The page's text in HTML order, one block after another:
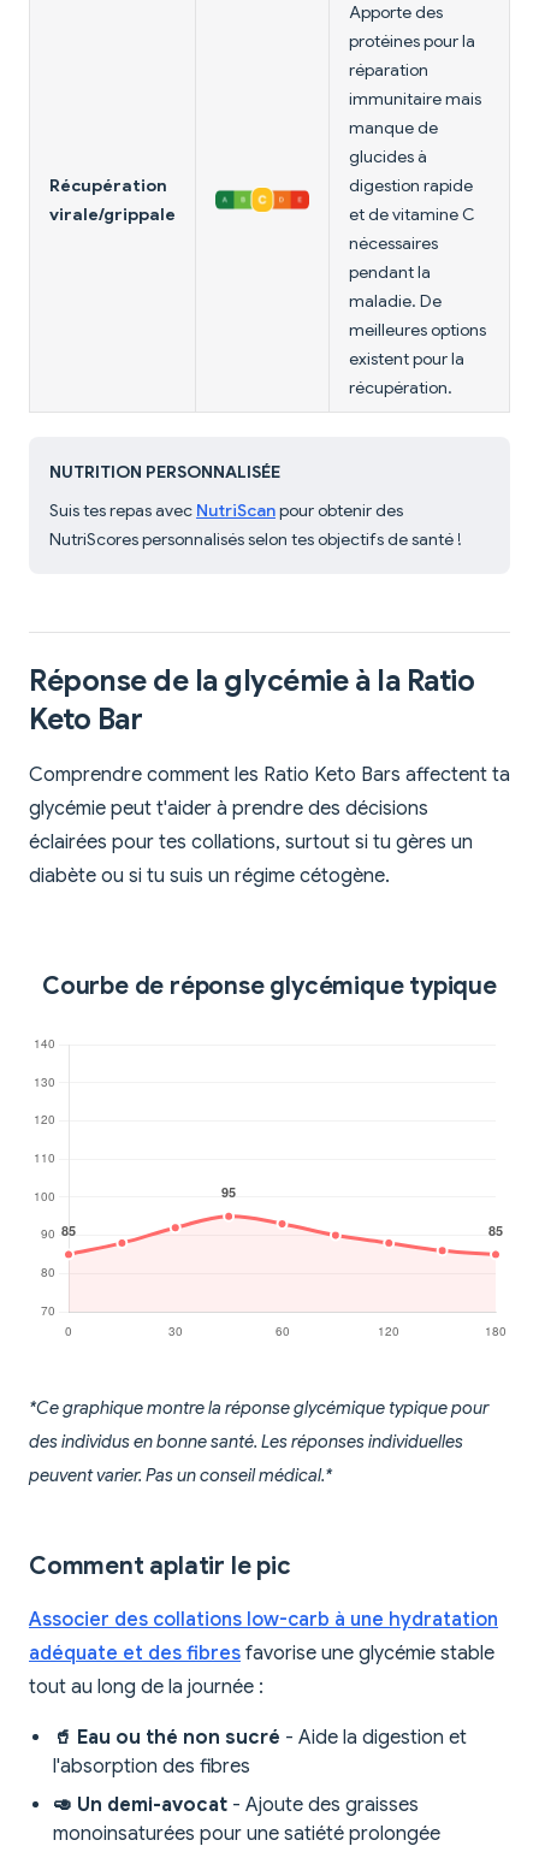
Récupération
virale/grippale
Apporte des
protéines pour la
réparation
immunitaire mais
manque de
glucides à
digestion rapide
et de vitamine C
nécessaires
pendant la
maladie. De
meilleures options
existent pour la
récupération.
NUTRITION PERSONNALISÉE
Suis tes repas avec NutriScanpour obtenir des
NutriScores personnalisés selon tes objectifs de santé !
Réponse de la glycémie à la Ratio
Keto Bar
Comprendre comment les Ratio Keto Bars affectent ta
glycémie peut t'aider à prendre des décisions
éclairées pour tes collations, surtout si tu gères un
diabète ou si tu suis un régime cétogène.
Courbe de réponse glycémique typique
*Ce graphique montre la réponse glycémique typique pour
des individus en bonne santé. Les réponses individuelles
peuvent varier. Pas un conseil médical.*
Comment aplatir le pic
Associer des collations low-carb à une hydratation
adéquate et des fibres favorise une glycémie stable
tout au long de la journée :
🥤 Eau ou thé non sucré - Aide la digestion et
l'absorption des fibres
🥑 Un demi-avocat - Ajoute des graisses
monoinsaturées pour une satiété prolongée